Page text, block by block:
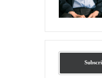
Ấn phẩm